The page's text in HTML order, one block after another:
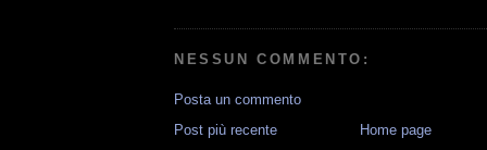
NESSUN COMMENTO:
Posta un commento
Post più recente
Home page